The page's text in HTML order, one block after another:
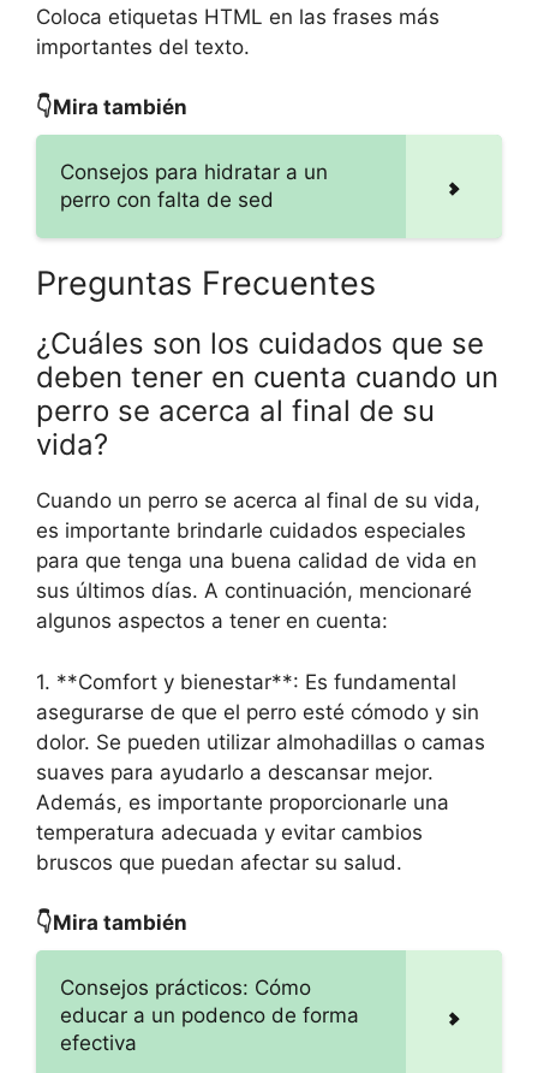
Coloca etiquetas HTML en las frases más
importantes del texto.
👇Mira también
Consejos para hidratar a un
perro con falta de sed
Preguntas Frecuentes
¿Cuáles son los cuidados que se
deben tener en cuenta cuando un
perro se acerca al final de su
vida?
Cuando un perro se acerca al final de su vida,
es importante brindarle cuidados especiales
para que tenga una buena calidad de vida en
sus últimos días. A continuación, mencionaré
algunos aspectos a tener en cuenta:
1. **Comfort y bienestar**: Es fundamental
asegurarse de que el perro esté cómodo y sin
dolor. Se pueden utilizar almohadillas o camas
suaves para ayudarlo a descansar mejor.
Además, es importante proporcionarle una
temperatura adecuada y evitar cambios
bruscos que puedan afectar su salud.
👇Mira también
Consejos prácticos: Cómo
educar a un podenco de forma
efectiva